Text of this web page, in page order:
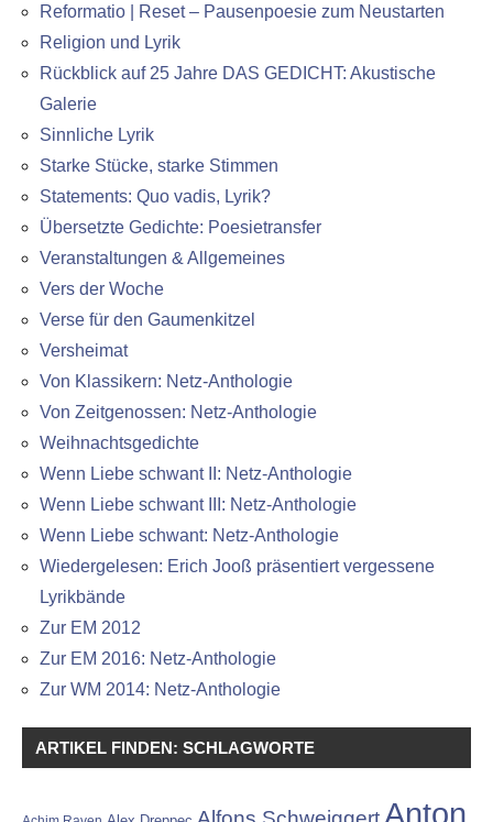
Reformatio | Reset – Pausenpoesie zum Neustarten
Religion und Lyrik
Rückblick auf 25 Jahre DAS GEDICHT: Akustische
Galerie
Sinnliche Lyrik
Starke Stücke, starke Stimmen
Statements: Quo vadis, Lyrik?
Übersetzte Gedichte: Poesietransfer
Veranstaltungen & Allgemeines
Vers der Woche
Verse für den Gaumenkitzel
Versheimat
Von Klassikern: Netz-Anthologie
Von Zeitgenossen: Netz-Anthologie
Weihnachtsgedichte
Wenn Liebe schwant II: Netz-Anthologie
Wenn Liebe schwant III: Netz-Anthologie
Wenn Liebe schwant: Netz-Anthologie
Wiedergelesen: Erich Jooß präsentiert vergessene
Lyrikbände
Zur EM 2012
Zur EM 2016: Netz-Anthologie
Zur WM 2014: Netz-Anthologie
ARTIKEL FINDEN: SCHLAGWORTE
Alfons Schweiggert Anton